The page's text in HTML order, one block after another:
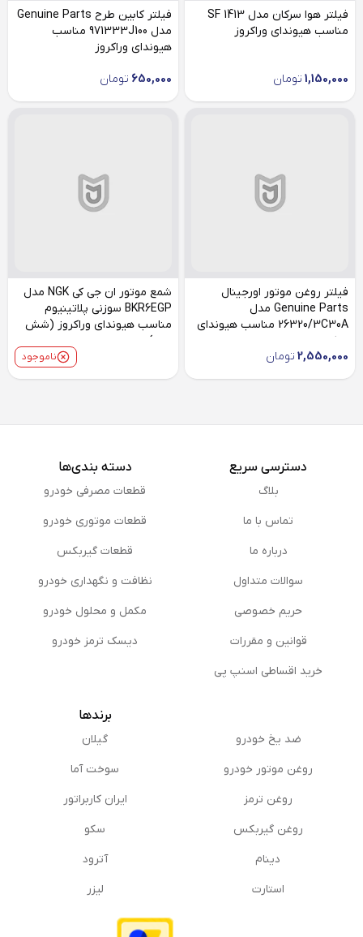
فیلتر هوا سرکان مدل SF 1413
مناسب هیوندای وراکروز
1,150,000 تومان
فیلتر کابین طرح Genuine Parts
مدل 971333J100 مناسب
هیوندای وراکروز
650,000 تومان
فیلتر روغن موتور اورجینال
Genuine Parts مدل
26320/3C30A مناسب هیوندای
وراکروز
2,550,000 تومان
شمع موتور ان جی کی NGK مدل
BKR6EGP سوزنی پلاتینیوم
مناسب هیوندای وراکروز (شش
عدد)
ناموجود
دسترسی سریع
بلاگ
تماس با ما
درباره ما
سوالات متداول
حریم خصوصی
قوانین و مقررات
خرید اقساطی اسنپ پی
دسته بندی‌ها
قطعات مصرفی خودرو
قطعات موتوری خودرو
قطعات گیربکس
نظافت و نگهداری خودرو
مكمل و محلول خودرو
دیسک ترمز خودرو
ضد یخ خودرو
روغن موتور خودرو
روغن ترمز
روغن گیربكس
دینام
استارت
برندها
گیلان
سوخت آما
ایران کاربراتور
سکو
آترود
لیزر